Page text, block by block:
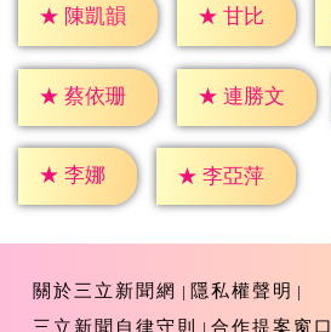
★ 陳凱韻 ★ 甘比
★ 蔡依珊 ★ 連勝文
★ 李娜 ★ 李亞萍
關於三立新聞網
隱私權聲明
三立新聞自律守則
合作提案窗口